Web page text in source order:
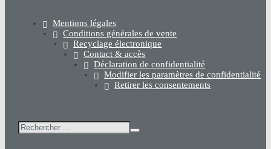
Mentions légales
Conditions générales de vente
Recyclage électronique
Contact & accès
Déclaration de confidentialité
Modifier les paramètres de confidentialité
Retirer les consentements
Rechercher